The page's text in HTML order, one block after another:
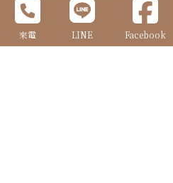
來電 LINE Facebook